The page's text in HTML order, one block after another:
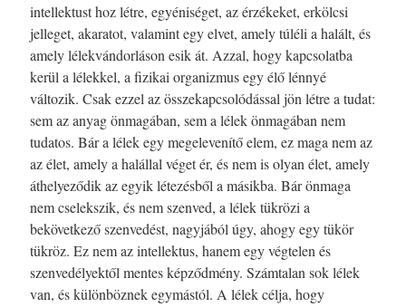
intellektust hoz létre, egyéniséget, az érzékeket, erkölcsi
jelleget, akaratot, valamint egy elvet, amely túléli a halált, és
amely lélekvándorláson esik át. Azzal, hogy kapcsolatba
kerül a lélekkel, a fizikai organizmus egy élő lénnyé
változik. Csak ezzel az összekapcsolódással jön létre a tudat:
sem az anyag önmagában, sem a lélek önmagában nem
tudatos. Bár a lélek egy megelevenítő elem, ez maga nem az
az élet, amely a halállal véget ér, és nem is olyan élet, amely
áthelyeződik az egyik létezésből a másikba. Bár önmaga
nem cselekszik, és nem szenved, a lélek tükrözi a
bekövetkező szenvedést, nagyjából úgy, ahogy egy tükör
tükröz. Ez nem az intellektus, hanem egy végtelen és
szenvedélyektől mentes képződmény. Számtalan sok lélek
van, és különböznek egymástól. A lélek célja, hogy